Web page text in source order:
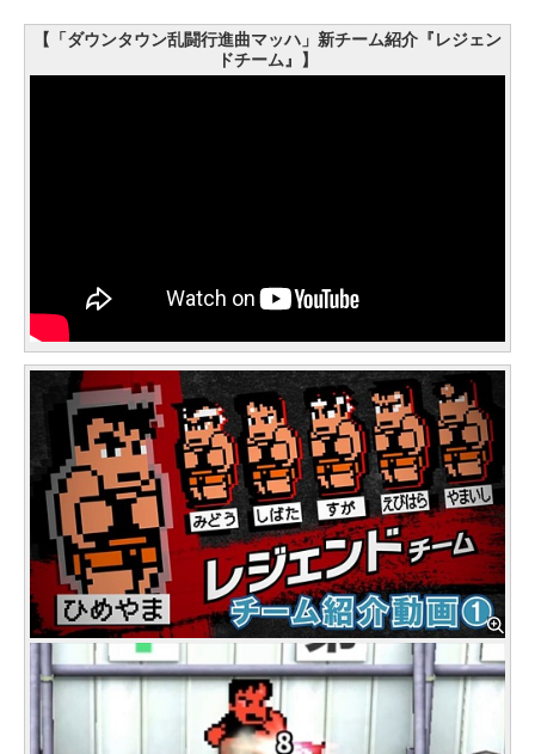
【「ダウンタウン乱闘行進曲マッハ」新チーム紹介『レジェン
ドチーム』】